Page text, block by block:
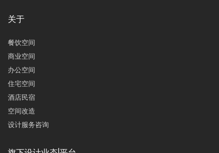
关于
餐饮空间
商业空间
办公空间
住宅空间
酒店民宿
空间改造
设计服务咨询